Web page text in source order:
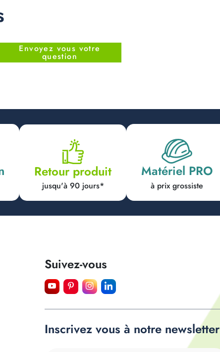
Envoyez vous votre
question
Retour produit
jusqu'à 90 jours*
Matériel PRO
à prix grossiste
Suivez-vous
Inscrivez vous à notre newsletter